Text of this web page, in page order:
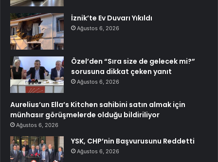
İznik’te Ev Duvarı Yıkıldı
Ağustos 6, 2026
Özel’den “Sıra size de gelecek mi?”
sorusuna dikkat çeken yanıt
Ağustos 6, 2026
Aurelius’un Ella’s Kitchen sahibini satın almak için
münhasır görüşmelerde olduğu bildiriliyor
Ağustos 6, 2026
YSK, CHP’nin Başvurusunu Reddetti
Ağustos 6, 2026